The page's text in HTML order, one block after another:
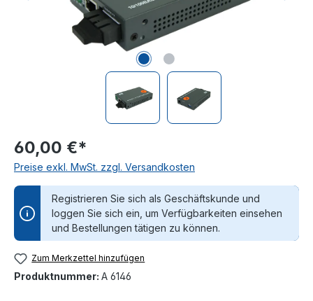
60,00 €*
Preise exkl. MwSt. zzgl. Versandkosten
Registrieren Sie sich als Geschäftskunde und
loggen Sie sich ein, um Verfügbarkeiten einsehen
und Bestellungen tätigen zu können.
Zum Merkzettel hinzufügen
Produktnummer: A 6146